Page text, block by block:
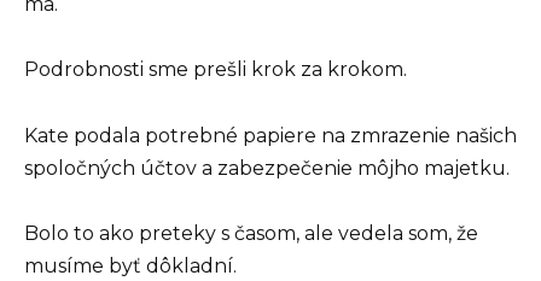
Podrobnosti sme prešli krok za krokom.
Kate podala potrebné papiere na zmrazenie našich
spoločných účtov a zabezpečenie môjho majetku.
Bolo to ako preteky s časom, ale vedela som, že
musíme byť dôkladní.